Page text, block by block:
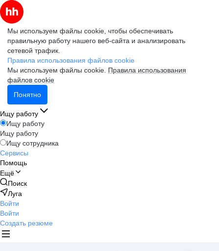
Мы используем файлы cookie, чтобы обеспечивать
правильную работу нашего веб-сайта и анализировать
сетевой трафик.
Правила использования файлов cookie
Мы используем файлы cookie. Правила использования
файлов cookie
Понятно
Ищу работу
Ищу работу
Ищу работу
Ищу сотрудника
Сервисы
Помощь
Ещё
Поиск
Луга
Войти
Войти
Создать резюме